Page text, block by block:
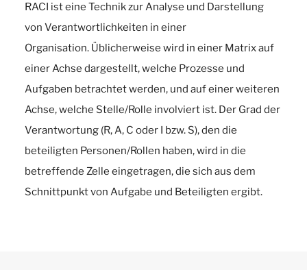
RACI ist eine Technik zur Analyse und Darstellung
von Verantwortlichkeiten in einer
Organisation. Üblicherweise wird in einer Matrix auf
einer Achse dargestellt, welche Prozesse und
Aufgaben betrachtet werden, und auf einer weiteren
Achse, welche Stelle/Rolle involviert ist. Der Grad der
Verantwortung (R, A, C oder I bzw. S), den die
beteiligten Personen/Rollen haben, wird in die
betreffende Zelle eingetragen, die sich aus dem
Schnittpunkt von Aufgabe und Beteiligten ergibt.